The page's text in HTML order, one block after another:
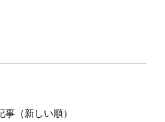
事（新しい順）